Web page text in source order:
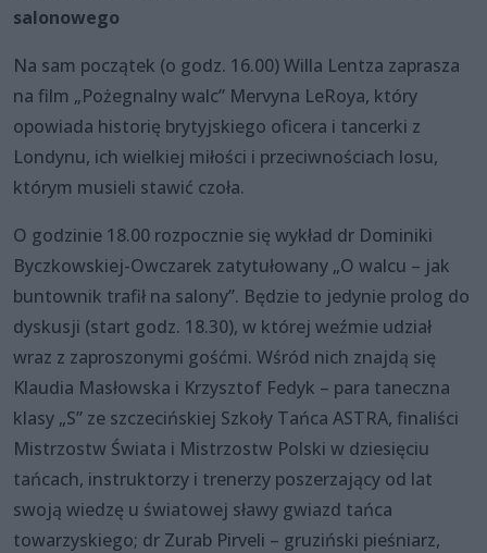
salonowego
Na sam początek (o godz. 16.00) Willa Lentza zaprasza
na film „Pożegnalny walc” Mervyna LeRoya, który
opowiada historię brytyjskiego oficera i tancerki z
Londynu, ich wielkiej miłości i przeciwnościach losu,
którym musieli stawić czoła.
O godzinie 18.00 rozpocznie się wykład dr Dominiki
Byczkowskiej-Owczarek zatytułowany „O walcu – jak
buntownik trafił na salony”. Będzie to jedynie prolog do
dyskusji (start godz. 18.30), w której weźmie udział
wraz z zaproszonymi gośćmi. Wśród nich znajdą się
Klaudia Masłowska i Krzysztof Fedyk – para taneczna
klasy „S” ze szczecińskiej Szkoły Tańca ASTRA, finaliści
Mistrzostw Świata i Mistrzostw Polski w dziesięciu
tańcach, instruktorzy i trenerzy poszerzający od lat
swoją wiedzę u światowej sławy gwiazd tańca
towarzyskiego; dr Zurab Pirveli – gruziński pieśniarz,